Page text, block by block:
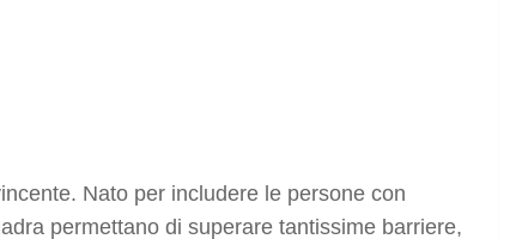
Nato per includere le persone con
permettano di superare tantissime barriere,